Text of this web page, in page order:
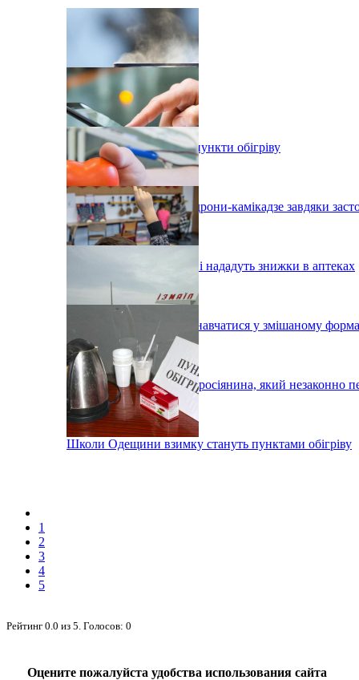
В Одесі організовують пункти обігріву
На Одещині збили два дрони-камікадзе завдяки
Одеським донорам крові нададуть знижки в аптеках
У Вілково учні можуть навчатися у змішаному
Під Ізмаїлом затримали росіянина, який незаконно
Школи Одещини взимку стануть пунктами обігріву
1
2
3
4
5
Рейтинг 0.0 из 5 . Голосов: 0
Оцените пожалуйста удобства использования сайта